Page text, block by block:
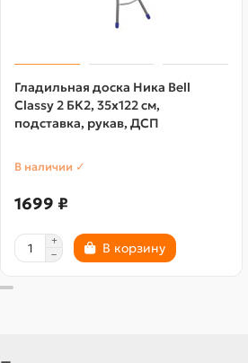
Гладильная доска Ника Bell
Classy 2 БК2, 35х122 см,
подставка, рукав, ДСП
В наличии ✓
1699 ₽
В корзину